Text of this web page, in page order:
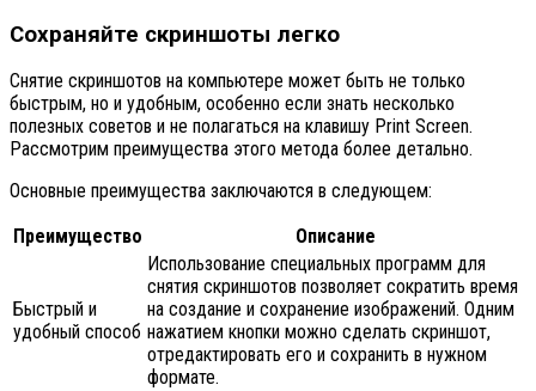
Сохраняйте скриншоты легко
Снятие скриншотов на компьютере может быть не только
быстрым, но и удобным, особенно если знать несколько
полезных советов и не полагаться на клавишу Print Screen.
Рассмотрим преимущества этого метода более детально.
Основные преимущества заключаются в следующем:
Преимущество
Описание
Быстрый и
удобный способ
Использование специальных программ для
снятия скриншотов позволяет сократить время
на создание и сохранение изображений. Одним
нажатием кнопки можно сделать скриншот,
отредактировать его и сохранить в нужном
формате.